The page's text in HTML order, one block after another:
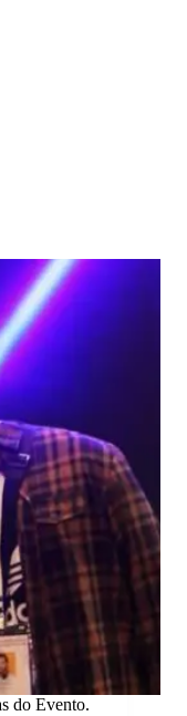
do Evento.